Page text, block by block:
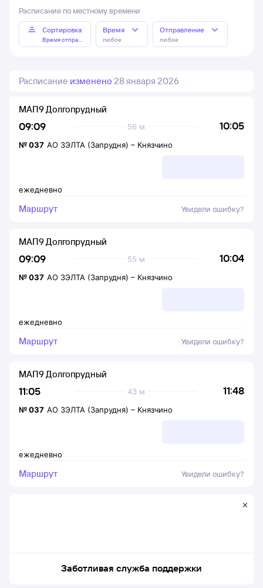
Расписание по местному времени
Сортировка
Время отправления
Время
любое
Отправление
любое
Расписание изменено 28 января 2026
09:09 10:05
56 м
МАП9 Долгопрудный
ежедневно
№037 АО ЗЭЛТА (Запрудня) – Князчино
Маршрут Увидели ошибку?
09:09 10:04
55 м
МАП9 Долгопрудный
ежедневно
№037 АО ЗЭЛТА (Запрудня) – Князчино
Маршрут Увидели ошибку?
11:05 11:48
43 м
МАП9 Долгопрудный
ежедневно
№037 АО ЗЭЛТА (Запрудня) – Князчино
Маршрут Увидели ошибку?
Заботливая служба поддержки